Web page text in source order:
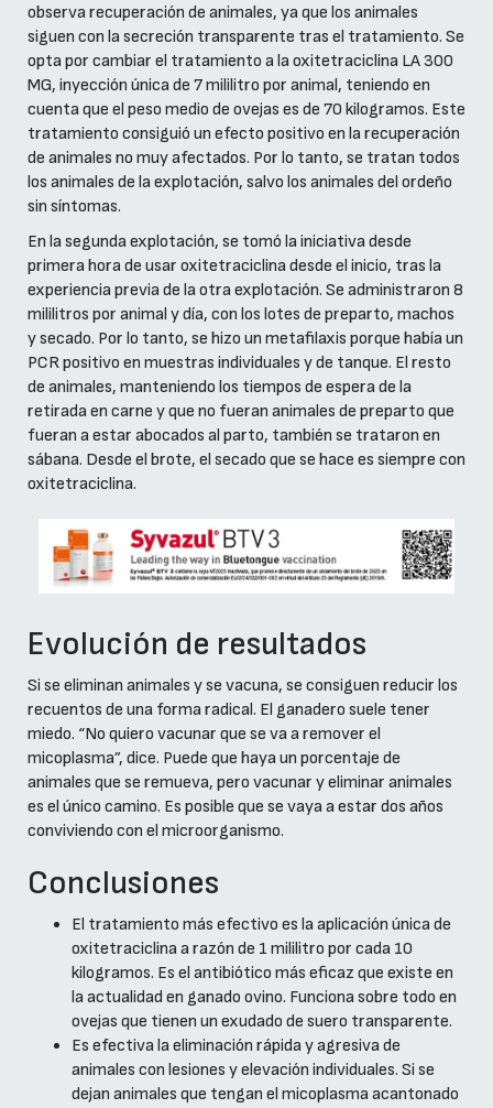
observa recuperación de animales, ya que los animales
siguen con la secreción transparente tras el tratamiento. Se
opta por cambiar el tratamiento a la oxitetraciclina LA 300
MG, inyección única de 7 mililitro por animal, teniendo en
cuenta que el peso medio de ovejas es de 70 kilogramos. Este
tratamiento consiguió un efecto positivo en la recuperación
de animales no muy afectados. Por lo tanto, se tratan todos
los animales de la explotación, salvo los animales del ordeño
sin síntomas.
En la segunda explotación, se tomó la iniciativa desde
primera hora de usar oxitetraciclina desde el inicio, tras la
experiencia previa de la otra explotación. Se administraron 8
mililitros por animal y día, con los lotes de preparto, machos
y secado. Por lo tanto, se hizo un metafilaxis porque había un
PCR positivo en muestras individuales y de tanque. El resto
de animales, manteniendo los tiempos de espera de la
retirada en carne y que no fueran animales de preparto que
fueran a estar abocados al parto, también se trataron en
sábana. Desde el brote, el secado que se hace es siempre con
oxitetraciclina.
Evolución de resultados
Si se eliminan animales y se vacuna, se consiguen reducir los
recuentos de una forma radical. El ganadero suele tener
miedo. “No quiero vacunar que se va a remover el
micoplasma”, dice. Puede que haya un porcentaje de
animales que se remueva, pero vacunar y eliminar animales
es el único camino. Es posible que se vaya a estar dos años
conviviendo con el microorganismo.
Conclusiones
El tratamiento más efectivo es la aplicación única de
oxitetraciclina a razón de 1 mililitro por cada 10
kilogramos. Es el antibiótico más eficaz que existe en
la actualidad en ganado ovino. Funciona sobre todo en
ovejas que tienen un exudado de suero transparente.
Es efectiva la eliminación rápida y agresiva de
animales con lesiones y elevación individuales. Si se
dejan animales que tengan el micoplasma acantonado